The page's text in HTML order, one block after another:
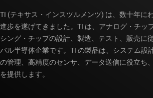
TI (テキサス・インスツルメンツ) は、数十年に
進歩を遂げてきました。TI は、アナログ・チッ
シング・チップの設計、製造、テスト、販売に
バル半導体企業です。TI の製品は、システム設
の管理、高精度のセンサ、データ送信に役立ち
を提供します。